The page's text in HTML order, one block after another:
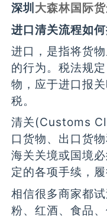
深圳 大森林国际
进口清关流程如
进口，是指将货
的行为。税法规
物，应于进口报
税。
清关(Customs
口货物、出口货
海关关境或国境
定的各项手续，
相信很多商家都
粉、红酒、食品